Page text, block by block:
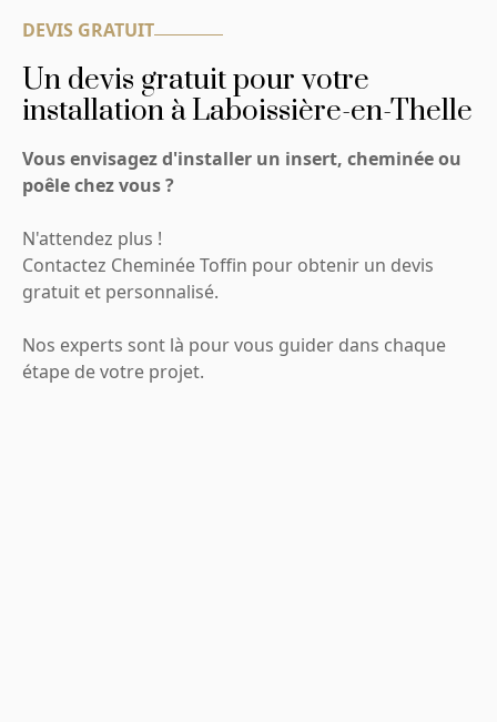
DEVIS GRATUIT
Un devis gratuit pour votre
installation à Laboissière-en-Thelle
Vous envisagez d'installer un insert, cheminée ou
poêle chez vous ?
N'attendez plus !
Contactez Cheminée Toffin pour obtenir un devis
gratuit et personnalisé.
Nos experts sont là pour vous guider dans chaque
étape de votre projet.